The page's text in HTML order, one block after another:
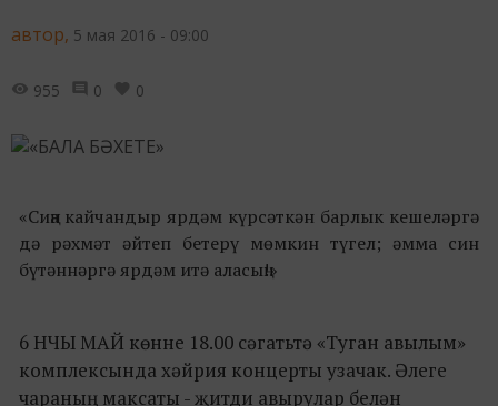
автор, 5 мая 2016 - 09:00
955 0 0
«Сиңа кайчандыр ярдәм күрсәткән барлык кешеләргә
дә рәхмәт әйтеп бетерү мөмкин түгел; әмма син
бүтәннәргә ярдәм итә аласың!»
6 НЧЫ МАЙ көнне 18.00 сәгатьтә «Туган авылым»
комплексында хәйрия концерты узачак. Әлеге
чараның максаты - җитди авырулар белән